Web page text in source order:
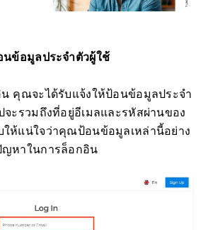
ข้อมูลประจำตัวผู้ใช้
คุณจะได้รับแจ้งให้ป้อนข้อมูลประจำ
จะรวมถึงที่อยู่อีเมลและรหัสผ่านของ
ห้แน่ใจว่าคุณป้อนข้อมูลเหล่านี้อย่าง
ญหาในการล็อกอิน